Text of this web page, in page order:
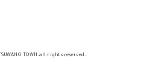
TOWN.all rights reserved.